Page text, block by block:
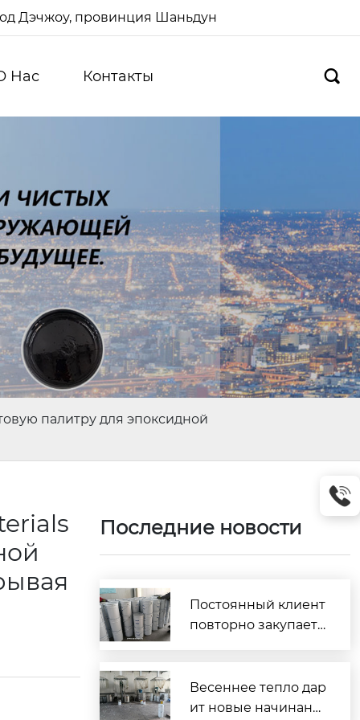
Дэчжоу, провинция Шаньдун
Hас Контакты 
палитру для эпоксидной
Последние новости
Постоянный клиент
повторно закупает
terials строит прочн
ый фундамент дове
Весеннее тепло дар
ит новые начинани